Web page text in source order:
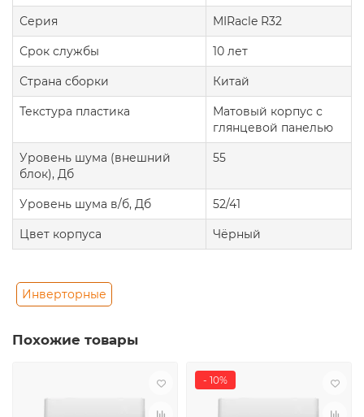
Серия MIRacle R32
Срок службы 10 лет
Страна сборки Китай
Текстура пластика
Матовый корпус с
глянцевой панелью
Уровень шума (внешний
блок), Дб
55
Уровень шума в/б, Дб 52/41
Цвет корпуса Чёрный
Инверторные
Похожие товары
- 10%